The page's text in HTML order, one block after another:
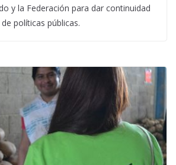
y la Federación para dar continuidad
políticas públicas.